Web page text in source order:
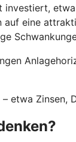
auf eine
etwa Zinsen,